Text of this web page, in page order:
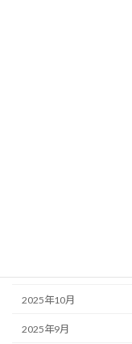
2025年10月
2025年9月